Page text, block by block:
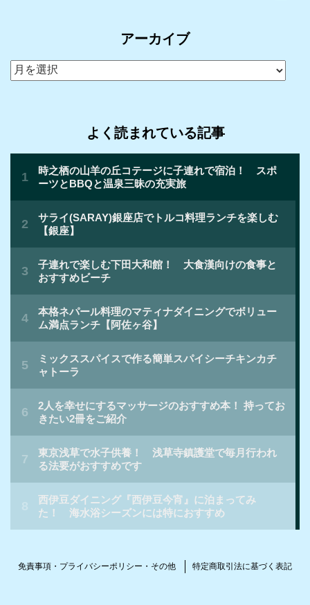
アーカイブ
ア
よく読まれている記事
免責事項・プライバシーポリシー・その他 特定商取引法に基づく表記